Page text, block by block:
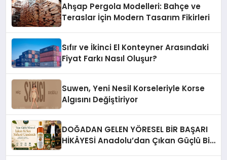
Ahşap Pergola Modelleri: Bahçe ve
Teraslar İçin Modern Tasarım Fikirleri
Sıfır ve İkinci El Konteyner Arasındaki
Fiyat Farkı Nasıl Oluşur?
Suwen, Yeni Nesil Korseleriyle Korse
Algısını Değiştiriyor
DOĞADAN GELEN YÖRESEL BİR BAŞARI
HİKÂYESİ Anadolu’dan Çıkan Güçlü Bir